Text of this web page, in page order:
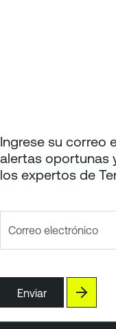
Ingrese su correo
alertas oportunas
los expertos de
Correo electrónico
Enviar